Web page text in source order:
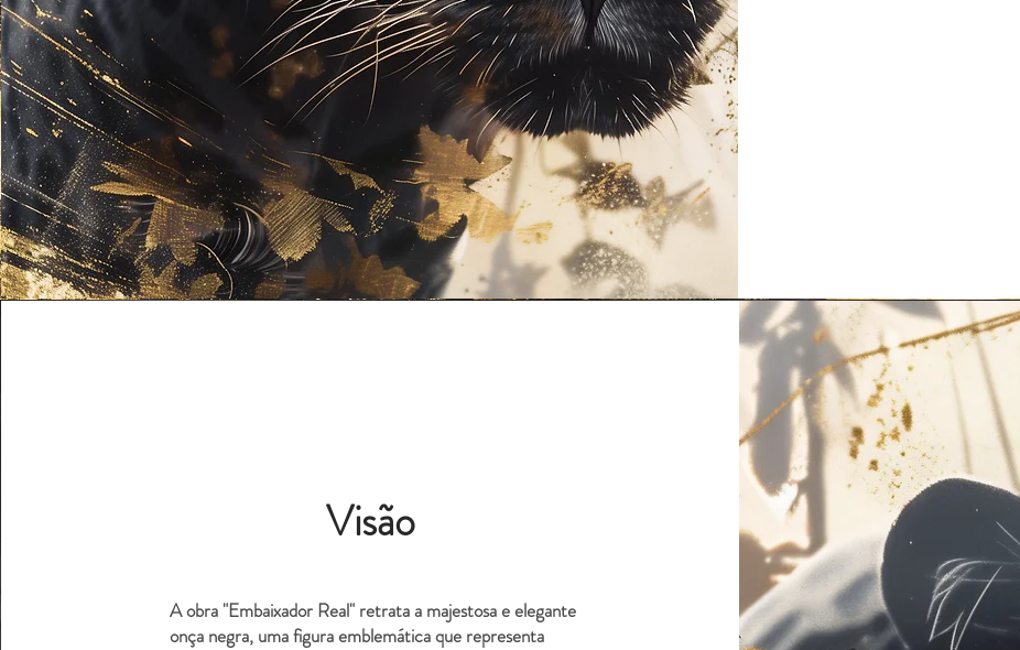
Visão
A obra "Embaixador Real" retrata a majestosa e elegante
onça negra, uma figura emblemática que representa